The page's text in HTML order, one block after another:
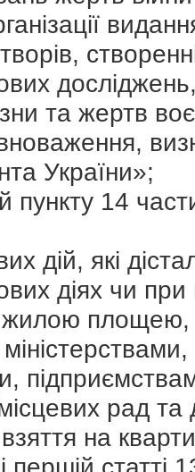
та жертв
України»;
14
дій, які
діях чи при
площею,
рад та
на